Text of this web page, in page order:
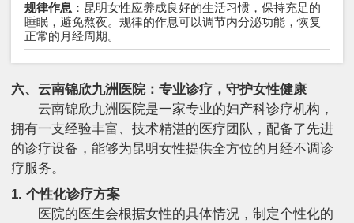
规律作息 ：昆明女性应养成良好的生活习惯，保持充足的
睡眠，避免熬夜。规律的作息可以调节内分泌功能，恢复
正常的月经周期。
六、云南锦欣九洲医院：专业诊疗，守护女性健康
云南锦欣九洲医院是一家专业的妇产科诊疗机构，
拥有一支经验丰富、技术精湛的医疗团队，配备了先进
的诊疗设备，能够为昆明女性提供全方位的月经不调诊
疗服务。
1. 个性化诊疗方案
医院的医生会根据女性的具体情况，制定个性化的